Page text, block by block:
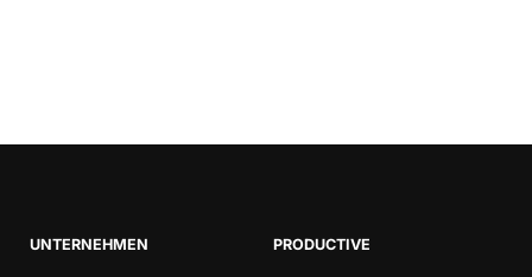
UNTERNEHMEN PRODUCTIVE